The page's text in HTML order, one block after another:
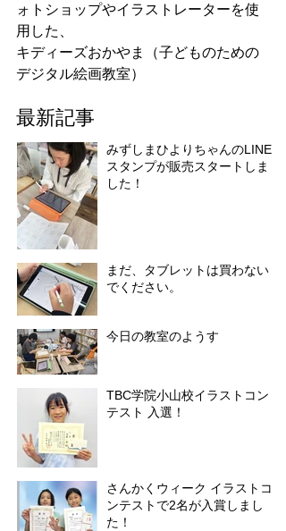
ォトショップやイラストレーターを使
用した、
キディーズおかやま（子どものための
デジタル絵画教室）
最新記事
みずしまひよりちゃんのLINE
スタンプが販売スタートしま
した！
まだ、タブレットは買わない
でください。
今日の教室のようす
TBC学院小山校イラストコン
テスト 入選！
さんかくウィーク イラストコ
ンテストで2名が入賞しまし
た！